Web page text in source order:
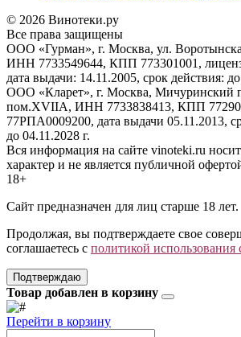
© 2026 Винотеки.ру
Все права защищены
ООО «Гурман», г. Москва, ул.
ИНН 7733549644, КПП 773301001,
дата выдачи: 14.11.2005, срок действия:
ООО «Кларет», г. Москва, Мичуринский
пом.XVIIA, ИНН 7733838413, КПП
77РПА0009200, дата выдачи 05.11.2013,
до 04.11.2028 г.
Вся информация на сайте vinoteki.ru
характер и не является публичной
18+
Сайт предназначен для лиц старше 18 лет.
Продолжая, вы подтверждаете свое
соглашаетесь с политикой использования
Подтверждаю
Товар добавлен в корзину
Перейти в корзину